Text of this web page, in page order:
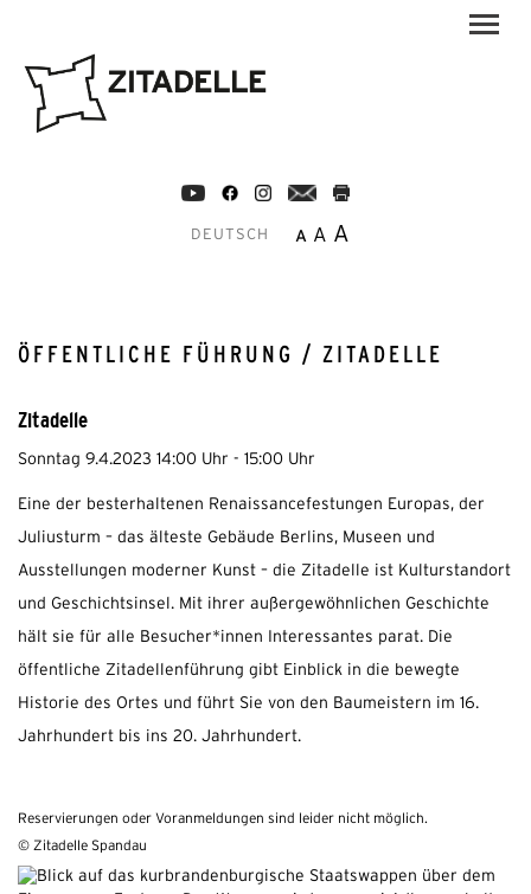
DEUTSCH A A A
ÖFFENTLICHE FÜHRUNG / ZITADELLE
Zitadelle
Sonntag 9.4.2023 14:00 Uhr - 15:00 Uhr
Eine der besterhaltenen Renaissancefestungen Europas, der
Juliusturm – das älteste Gebäude Berlins, Museen und
Ausstellungen moderner Kunst – die Zitadelle ist Kulturstandort
und Geschichtsinsel. Mit ihrer außergewöhnlichen Geschichte
hält sie für alle Besucher*innen Interessantes parat. Die
öffentliche Zitadellenführung gibt Einblick in die bewegte
Historie des Ortes und führt Sie von den Baumeistern im 16.
Jahrhundert bis ins 20. Jahrhundert.
Reservierungen oder Voranmeldungen sind leider nicht möglich.
© Zitadelle Spandau